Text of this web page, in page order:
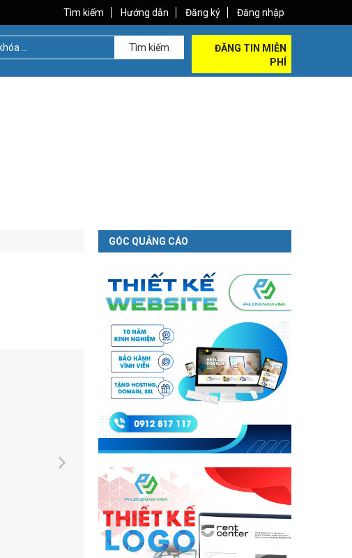
Tìm kiếm Hướng dẫn Đăng ký Đăng nhập
Tìm kiếm
ĐĂNG TIN MIỄN
PHÍ
GÓC QUẢNG CÁO